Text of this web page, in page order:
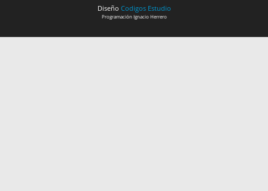
Diseño Codigos Estudio
ProgramaciónIgnacio Herrero